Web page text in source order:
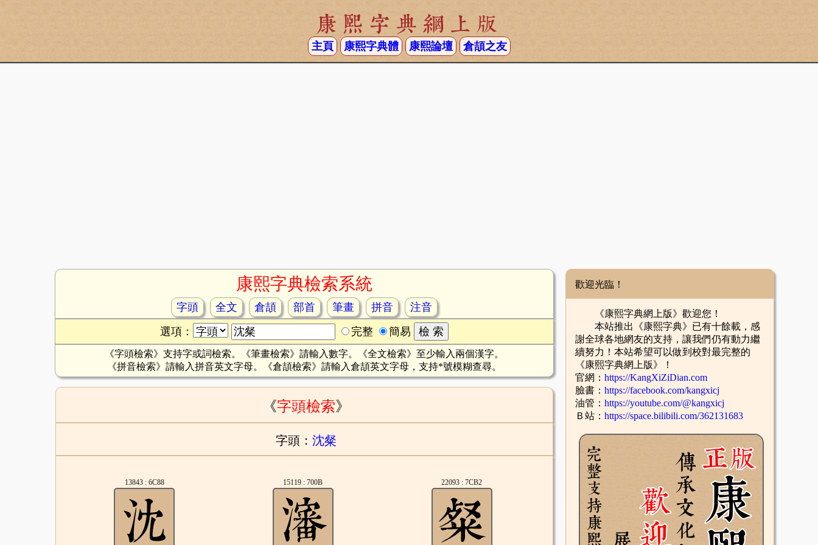
康熙字典網上版
主頁 康熙字典體 康熙論壇 倉頡之友
康熙字典檢索系統
字頭 全文 倉頡 部首 筆畫 拼音
注音
選項：
完整 簡易
《字頭檢索》支持字或詞檢索。《筆畫檢索》請輸入數字。《全文檢索》至少輸入兩個漢字。
《拼音檢索》請輸入拼音英文字母。《倉頡檢索》請輸入倉頡英文字母，支持*號模糊查尋。
《字頭檢索》
字頭： 沈粲
13843 : 6C88 15119 : 700B 22093 : 7CB2
歡迎光臨！
《康熙字典網上版》歡迎您！
本站推出《康熙字典》已有十餘載，感
謝全球各地網友的支持，讓我們仍有動力繼
續努力！本站希望可以做到校對最完整的
《康熙字典網上版》！
官網： https://KangXiZiDian.com
臉書： https://facebook.com/kangxicj
油管： https://youtube.com/@kangxicj
Ｂ站： https://space.bilibili.com/362131683